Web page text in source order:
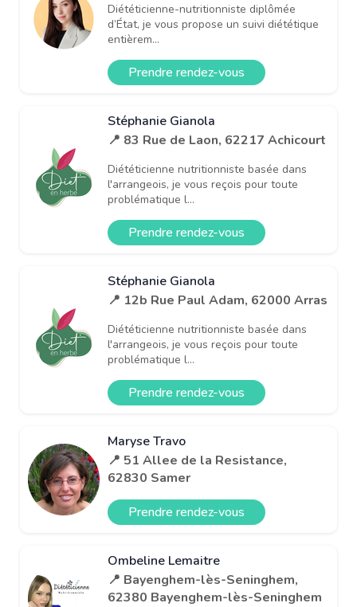
Diététicienne-nutritionniste diplômée
d’État, je vous propose un suivi diététique
entièrem...
Prendre rendez-vous
Stéphanie Gianola
📍 83 Rue de Laon, 62217 Achicourt
Diététicienne nutritionniste basée dans
l'arrangeois, je vous reçois pour toute
problématique l...
Prendre rendez-vous
Stéphanie Gianola
📍 12b Rue Paul Adam, 62000 Arras
Diététicienne nutritionniste basée dans
l'arrangeois, je vous reçois pour toute
problématique l...
Prendre rendez-vous
Maryse Travo
📍 51 Allee de la Resistance,
62830 Samer
Prendre rendez-vous
Ombeline Lemaitre
📍 Bayenghem-lès-Seninghem,
62380 Bayenghem-lès-Seninghem